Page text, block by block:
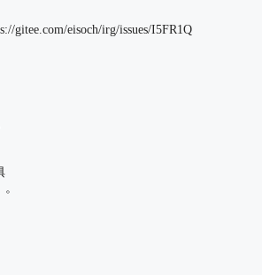
gitee.com/eisoch/irg/issues/I5FR1Q